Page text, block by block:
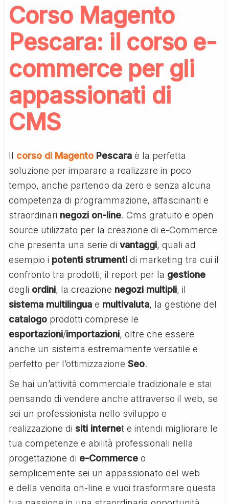
Corso Magento
Pescara: il corso e-
commerce per gli
appassionati di
CMS
Il corso di Magento Pescara è la perfetta
soluzione per imparare a realizzare in poco
tempo, anche partendo da zero e senza alcuna
competenza di programmazione, affascinanti e
straordinari negozi on-line. Cms gratuito e open
source utilizzato per la creazione di e-Commerce
che presenta una serie divantaggi, quali ad
esempio i potenti strumenti di marketing tra cui il
confronto tra prodotti, il report per la gestione
degli ordini, la creazione negozi multipli, il
sistema multilingua e multivaluta, la gestione del
catalogo prodotti comprese le
esportazioni/importazioni, oltre che essere
anche un sistema estremamente versatile e
perfetto per l’ottimizzazioneSeo.
Se hai un’attività commerciale tradizionale e stai
pensando di vendere anche attraverso il web, se
sei un professionista nello sviluppo e
realizzazione disiti internet e intendi migliorare le
tua competenze e abilità professionali nella
progettazione di e-Commerce o
semplicemente sei un appassionato del web
e della vendita on-line e vuoi trasformare questa